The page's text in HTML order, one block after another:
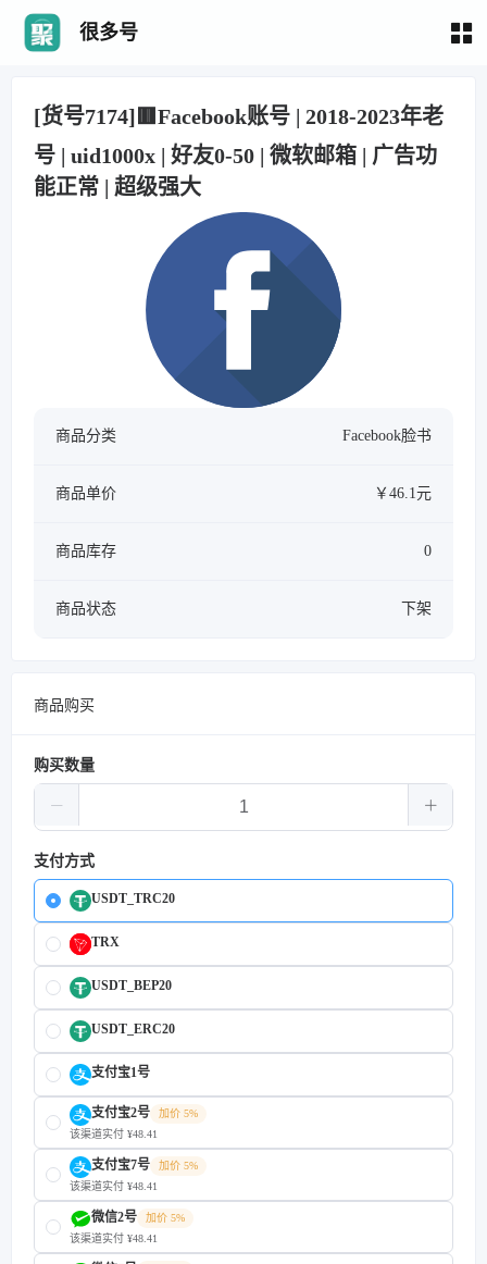
很多号
[货号7174]🟥Facebook账号 | 2018-2023年老
号 | uid1000x | 好友0-50 | 微软邮箱 | 广告功
能正常 | 超级强大
商品分类 Facebook脸书
商品单价 ￥46.1元
商品库存 0
商品状态 下架
商品购买
购买数量
支付方式
USDT_TRC20
TRX
USDT_BEP20
USDT_ERC20
支付宝1号
支付宝2号
加价 5%
该渠道实付 ¥48.41
支付宝7号
加价 5%
该渠道实付 ¥48.41
微信2号
加价 5%
该渠道实付 ¥48.41